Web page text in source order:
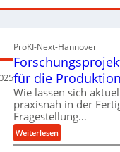
ProKI-Next-Hannover
für die
Wie lassen sich
praxisnah in der
Fragestellung…
Weiterlesen:
F